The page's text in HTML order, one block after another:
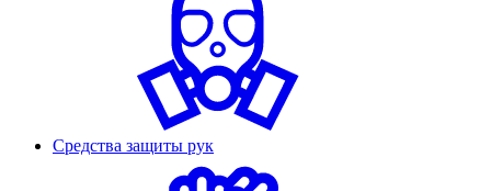
Средства защиты рук